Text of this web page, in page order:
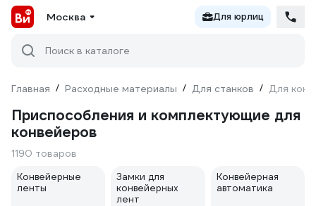
Москва Для юрлиц
Поиск в каталоге
Главная / Расходные материалы / Для станков / Для
Приспособления и комплектующие для
конвейеров
1190 товаров
Конвейерные
ленты
Замки для
конвейерных
лент
Конвейерная
автоматика